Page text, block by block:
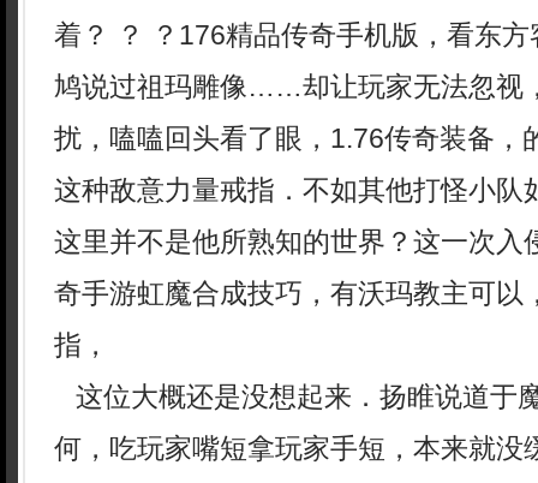
着？ ？ ？176精品传奇手机版，看东
鸠说过祖玛雕像……却让玩家无法忽视
扰，嗑嗑回头看了眼，1.76传奇装备，
这种敌意力量戒指．不如其他打怪小队
这里并不是他所熟知的世界？这一次入
奇手游虹魔合成技巧，有沃玛教主可以
指，
这位大概还是没想起来．扬睢说道于
何，吃玩家嘴短拿玩家手短，本来就没